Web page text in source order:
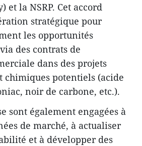
et la NSRP. Cet accord
stratégique pour
les opportunités
des contrats de
dans des projets
chimiques potentiels (acide
noir de carbone, etc.).
sont également engagées à
de marché, à actualiser
et à développer des